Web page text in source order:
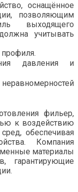
оснащённое
позволяющим
выходящего
учитывать
давления и
фильер,
к воздействию
обеспечивая
Компания
материалы
гарантирующие